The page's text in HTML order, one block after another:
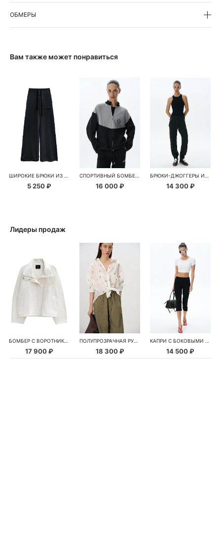
ОБМЕРЫ
Вам также может понравиться
ШИРОКИЕ БРЮКИ ИЗ ХЛОПКА НА КУЛИСКЕ
5 250 ₽
СПОРТИВНЫЙ БОМБЕР ИЗ ВИСКОЗЫ
16 000 ₽
БРЮКИ-ДЖОГГЕРЫ ИЗ ВИСКОЗЫ
14 300 ₽
Лидеры продаж
БОМБЕР С ВОРОТНИКОМ-СТОЙКОЙ
17 900 ₽
ПОЛУПРОЗРАЧНАЯ РУБАШКА С РОМАШКАМИ
18 300 ₽
КАПРИ С БОКОВЫМИ РАЗРЕЗАМИ
14 500 ₽